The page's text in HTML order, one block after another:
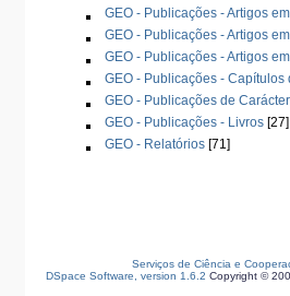
GEO - Publicações - Artigos
GEO - Publicações - Artigos
GEO - Publicações - Artigos
GEO - Publicações - Capítulos
GEO - Publicações de
GEO - Publicações - Livros [27]
GEO - Relatórios [71]
Serviços de Ciência e
DSpace Software, version 1.6.2 Copyright ©